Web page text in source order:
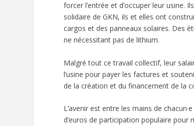
forcer l’entrée et d’occuper leur usine.
solidaire de GKN, ils et elles ont
cargos et des panneaux solaires. Des
ne nécessitant pas de lithium.
Malgré tout ce travail collectif, leur
l’usine pour payer les factures et
de la création et du financement de la
L’avenir est entre les mains de
d’euros de participation populaire